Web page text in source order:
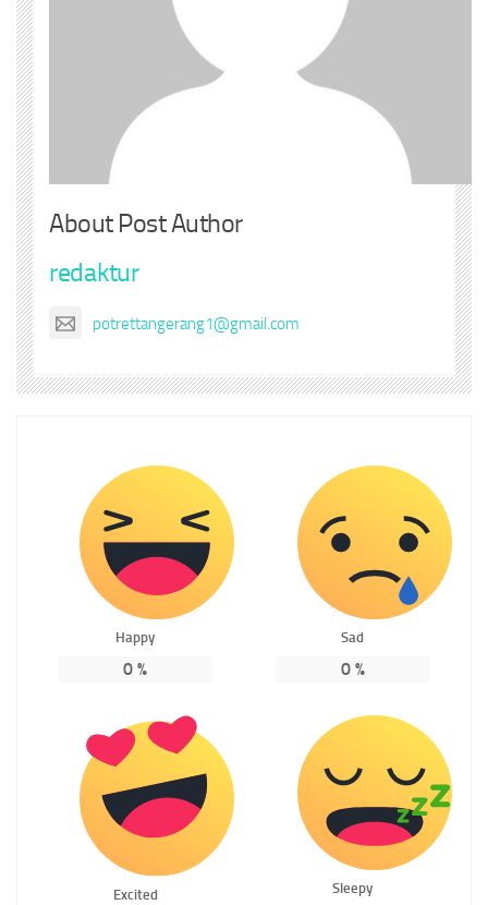
About Post Author
redaktur
potrettangerang1@gmail.com
Happy
0 %
Sad
0%
Excited Sleepy